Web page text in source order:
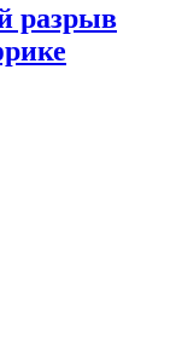
разрыв